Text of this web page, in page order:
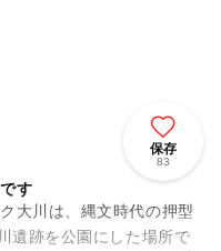
保存
83
す
大川は、縄文時代の押型
遺跡を公園にした場所で